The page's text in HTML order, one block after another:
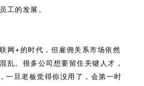
工的发展。
网+的时代，但雇佣关系市场依然
乱。很多公司想要留住关键人才，
一旦老板觉得你没用了，会第一时